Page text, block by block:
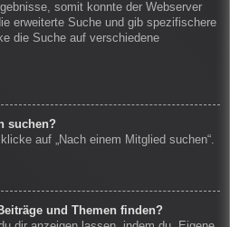
somit konnte der Webserver
erweiterte Suche und gib spezifischere
die Suche auf verschiedene
suchen?
auf „Nach einem Mitglied suchen“.
und Themen finden?